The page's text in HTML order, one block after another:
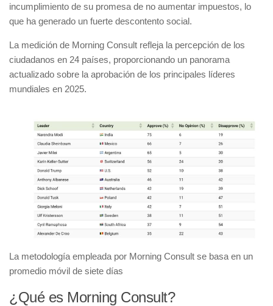
incumplimiento de su promesa de no aumentar impuestos, lo
que ha generado un fuerte descontento social.
La medición de Morning Consult refleja la percepción de los
ciudadanos en 24 países, proporcionando un panorama
actualizado sobre la aprobación de los principales líderes
mundiales en 2025.
La metodología empleada por Morning Consult se basa en un
promedio móvil de siete días
¿Qué es Morning Consult?